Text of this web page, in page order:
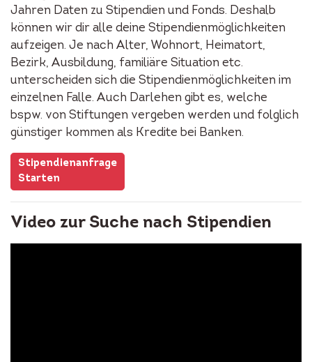
Jahren Daten zu Stipendien und Fonds. Deshalb
können wir dir alle deine Stipendienmöglichkeiten
aufzeigen. Je nach Alter, Wohnort, Heimatort,
Bezirk, Ausbildung, familiäre Situation etc.
unterscheiden sich die Stipendienmöglichkeiten im
einzelnen Falle. Auch Darlehen gibt es, welche
bspw. von Stiftungen vergeben werden und folglich
günstiger kommen als Kredite bei Banken.
Stipendienanfrage
Starten
Video zur Suche nach Stipendien